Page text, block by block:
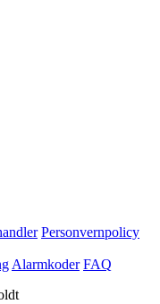
Personvernpolicy
Alarmkoder FAQ